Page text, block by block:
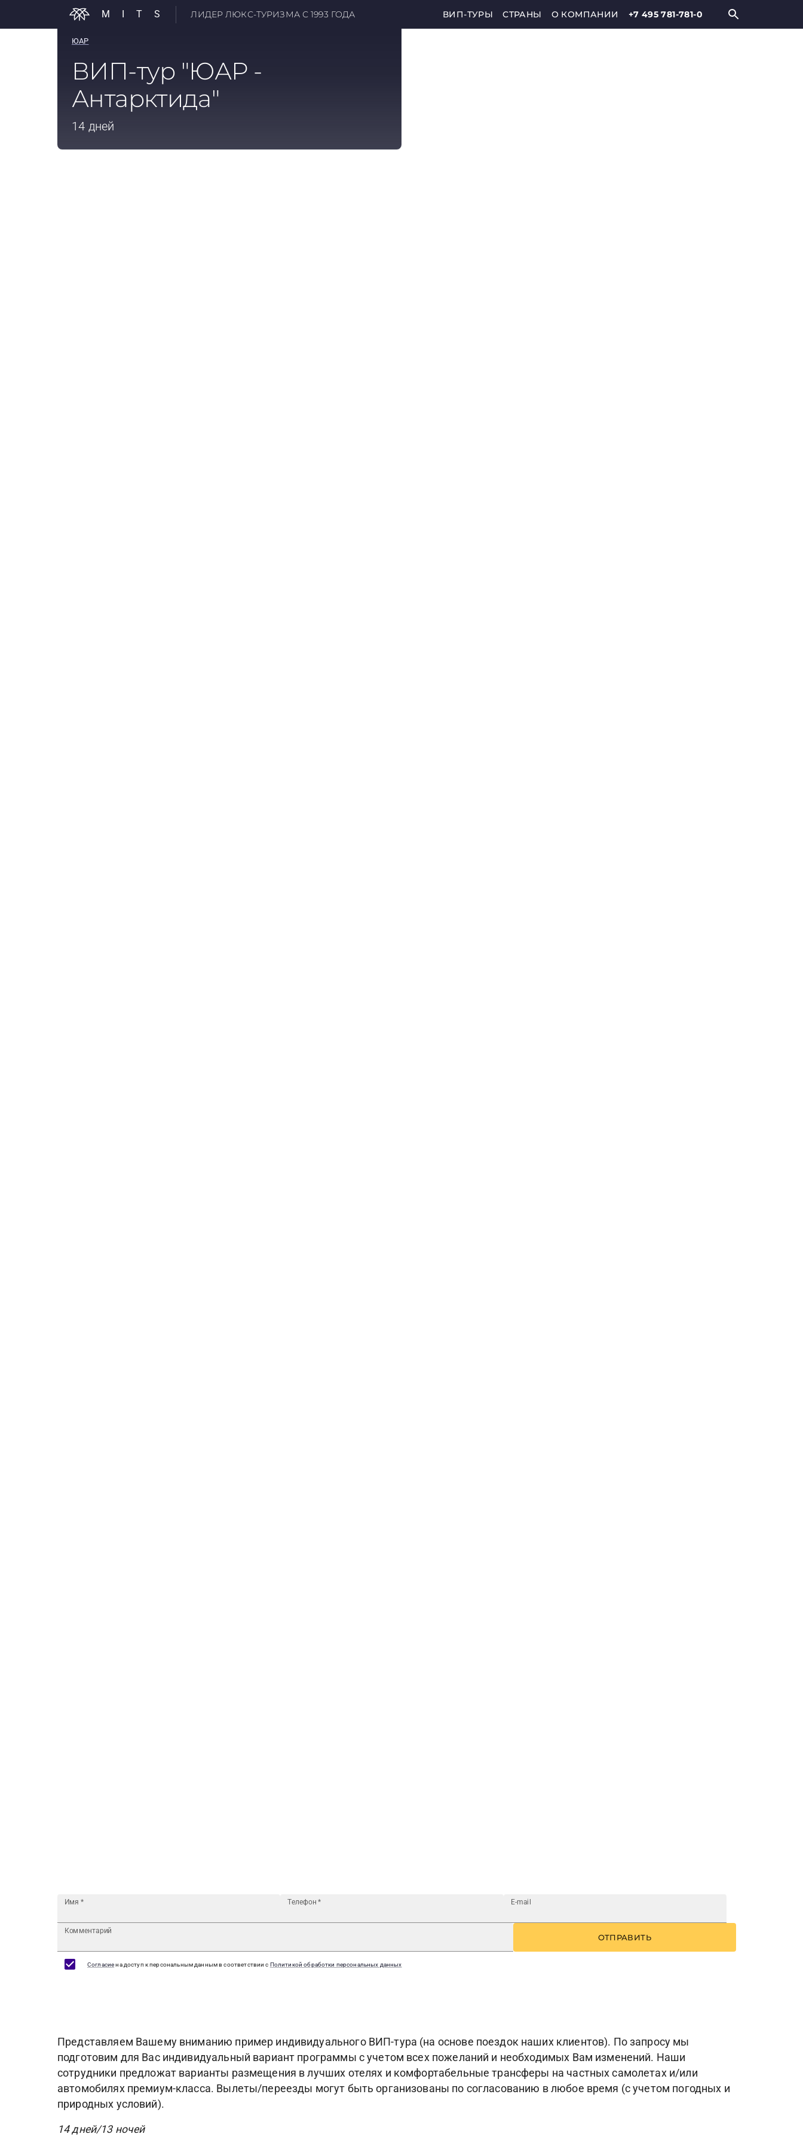
MITS ЛИДЕР ЛЮКС-ТУРИЗМА С 1993 ГОДА ВИП-ТУРЫ СТРАНЫ О КОМПАНИИ +7 495 781-781-0
ЮАР
ВИП-тур "ЮАР -
Антарктида"
14 дней
Имя * Телефон * E-mail
Комментарий
ОТПРАВИТЬ
Согласиена доступ к персональным данным в соответствии с Политикой обработки персональных данных
Представляем Вашему вниманию пример индивидуального ВИП-тура (на основе поездок наших клиентов). По запросу мы
подготовим для Вас индивидуальный вариант программы с учетом всех пожеланий и необходимых Вам изменений. Наши
сотрудники предложат варианты размещения в лучших отелях и комфортабельные трансферы на частных самолетах и/или
автомобилях премиум-класса. Вылеты/переезды могут быть организованы по согласованию в любое время (с учетом погодных и
природных условий).
14 дней/13 ночей